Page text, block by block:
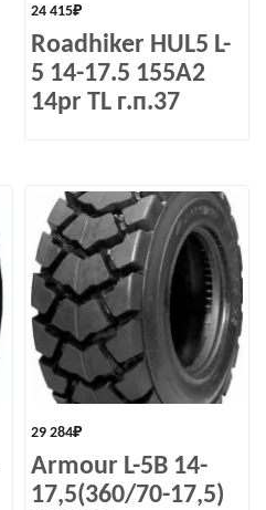
24 415₽
Roadhiker HUL5 L-
5 14-17.5 155A2
14pr TL г.п.37
29 284₽
Armour L-5B 14-
17,5(360/70-17,5)